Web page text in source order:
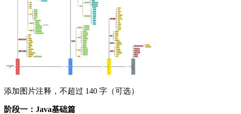
添加图片注释，不超过 140 字（可选）
阶段一：Java基础篇